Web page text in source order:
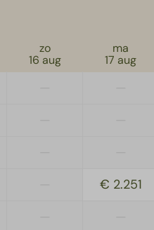
zo
16 aug
ma
17 aug
€ 2.251